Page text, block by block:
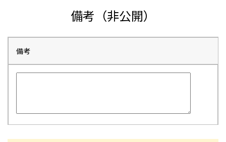
備考（非公開）
備考